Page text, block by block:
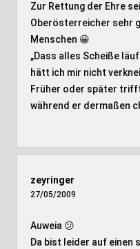
Zur Rettung der Ehre
Oberösterreicher sehr
Menschen 😀
„Dass alles Scheiße
hätt ich mir nicht
Früher oder später
während er dermaßen
zeyringer
27/05/2009
Auweia 😕
Da bist leider auf einen